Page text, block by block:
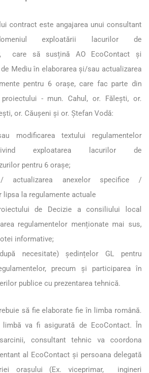
contract este angajarea unui consultant
exploatării lacurilor de
care să susțină AO EcoContact și
Mediu în elaborarea și/sau actualizarea
pentru 6 orașe, care fac parte din
- mun. Cahul, or. Fălești, or.
or. Căușeni și or. Ștefan Vodă:
modificarea textului regulamentelor
exploatarea lacurilor de
pentru 6 orașe;
/ actualizarea anexelor specifice /
lipsa la regulamente actuale
de Decizie a consiliului local
regulamentelor menționate mai sus,
informative;
necesitate) ședințelor GL pentru
precum și participarea în
publice cu prezentarea tehnică.
să fie elaborate fie în limba română.
limbă va fi asigurată de EcoContact. În
consultant tehnic va coordona
al EcoContact și persoana delegată
orașului (Ex. viceprimar, ingineri